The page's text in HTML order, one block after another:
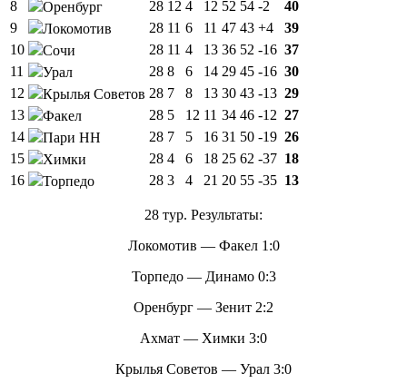
8
Оренбург 28 12 4 12 52 54 -2
40
9
Локомотив 28 11 6 11 47 43 +4
39
10
Сочи 28 11 4 13 36 52 -16 37
11
Урал 28 8 6 14 29 45 -16 30
12
Крылья Советов 28 7 8 13 30 43 -13 29
13
Факел 28 5 12 11 34 46 -12 27
14
Пари НН 28 7 5 16 31 50 -19 26
15
Химки 28 4 6 18 25 62 -37 18
16
Торпедо 28 3 4 21 20 55 -35 13
28 тур. Результаты:
Локомотив — Факел 1:0
Торпедо — Динамо 0:3
Оренбург — Зенит 2:2
Ахмат — Химки 3:0
Крылья Советов — Урал 3:0